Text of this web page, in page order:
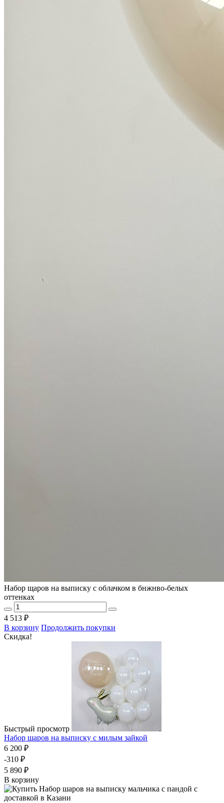
Набор щаров на выписку с облачком в бнжнво-белых
оттенках
4 513 ₽
В корзину Продолжить покупки
Скидка!
Быстрый просмотр
Набор шаров на выписку с милым зайкой
6 200 ₽
-310 ₽
5 890 ₽
В корзину